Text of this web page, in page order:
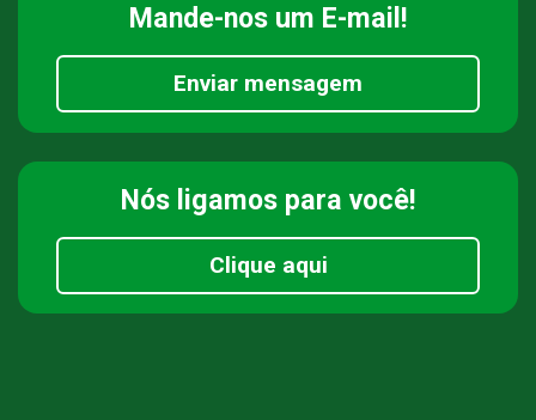
Mande-nos um E-mail!
Enviar mensagem
Nós ligamos para você!
Clique aqui